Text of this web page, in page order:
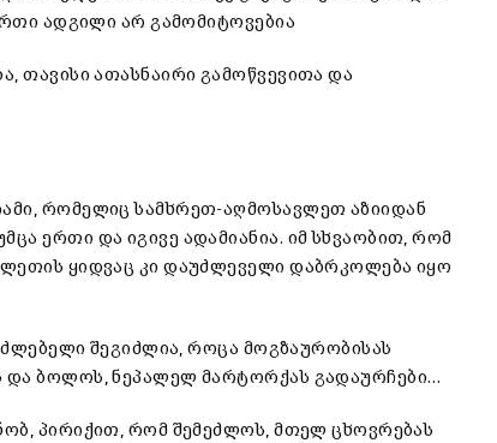
ადგილი არ გამომიტოვებია
თავისი ათასნაირი გამოწვევითა და
რომელიც სამხრეთ-აღმოსავლეთ აზიიდან
ერთი და იგივე ადამიანია. იმ სხვაობით, რომ
ყიდვაც კი დაუძლეველი დაბრკოლება იყო
შეგიძლია, როცა მოგზაურობისას
და ბოლოს, ნეპალელ მარტორქას გადაურჩები…
პირიქით, რომ შემეძლოს, მთელ ცხოვრებას